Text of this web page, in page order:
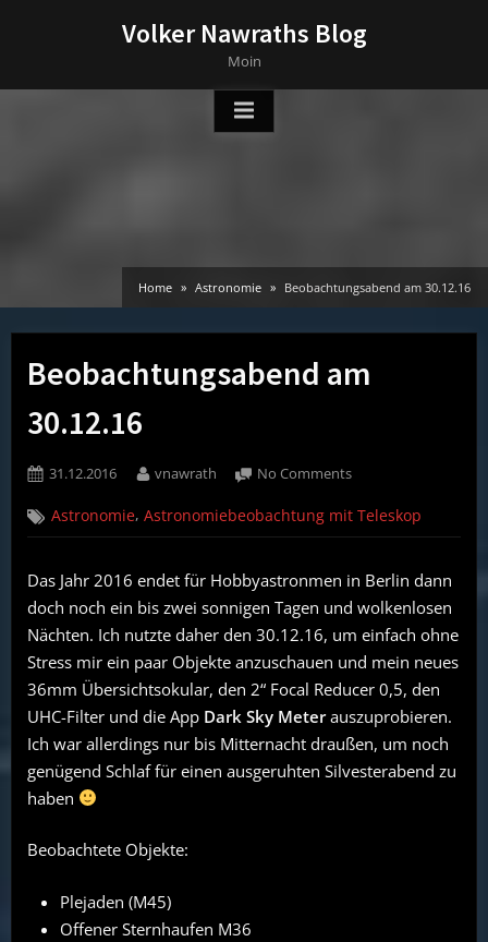
Volker Nawraths Blog
Moin
Home Astronomie Beobachtungsabend am 30.12.16
Beobachtungsabend am
30.12.16
Posted
31.12.2016 By
vnawrath No Commentson
am
30.12.16
Astronomie,Astronomiebeobachtung mit Teleskop
Das Jahr 2016 endet für Hobbyastronmen in Berlin dann
doch noch ein bis zwei sonnigen Tagen und wolkenlosen
Nächten. Ich nutzte daher den 30.12.16, um einfach ohne
Stress mir ein paar Objekte anzuschauen und mein neues
36mm Übersichtsokular, den 2“ Focal Reducer 0,5, den
UHC-Filter und die App Dark Sky Meterauszuprobieren.
Ich war allerdings nur bis Mitternacht draußen, um noch
genügend Schlaf für einen ausgeruhten Silvesterabend zu
haben
Beobachtete Objekte:
Plejaden (M45)
Offener Sternhaufen M36